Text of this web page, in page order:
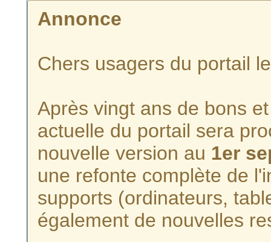
Annonce
Chers usagers du portail
Après vingt ans de bons
actuelle du portail sera
nouvelle version au 1er
une refonte complète de
supports (ordinateurs,
également de nouvelles